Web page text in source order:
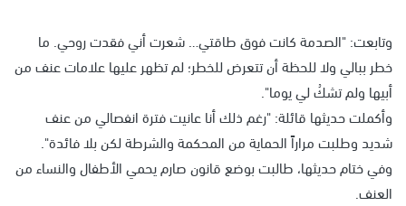
وتابعت: "الصدمة كانت فوق طاقتي… شعرت أني فقدت روحي. ما
خطر ببالي ولا للحظة أن تتعرض للخطر؛ لم تظهر عليها علامات عنف من
أبيها ولم تشكُ لي يوما".
وأكملت حديثها قائلة: "رغم ذلك أنا عانيت فترة انفصالي من عنف
شديد وطلبت مراراً الحماية من المحكمة والشرطة لكن بلا فائدة".
وفي ختام حديثها، طالبت بوضع قانون صارم يحمي الأطفال والنساء من
العنف.